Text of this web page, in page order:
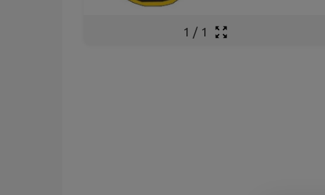
1 / 1